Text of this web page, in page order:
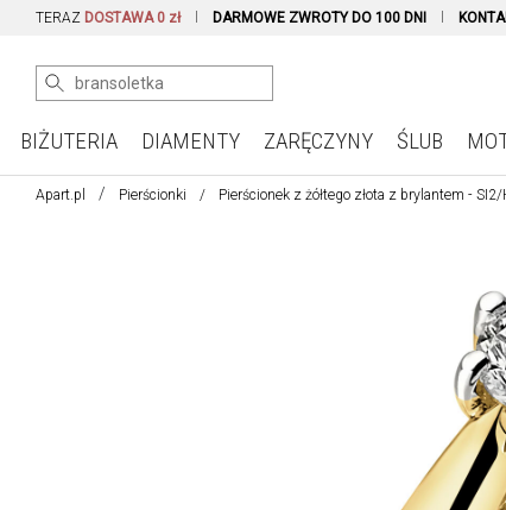
TERAZ DOSTAWA 0 zł DARMOWE ZWROTY DO 100 DNI
BIŻUTERIA DIAMENTY ZARĘCZYNY ŚLUB
Apart.pl Pierścionki Pierścionek z żółtego złota z brylantem -